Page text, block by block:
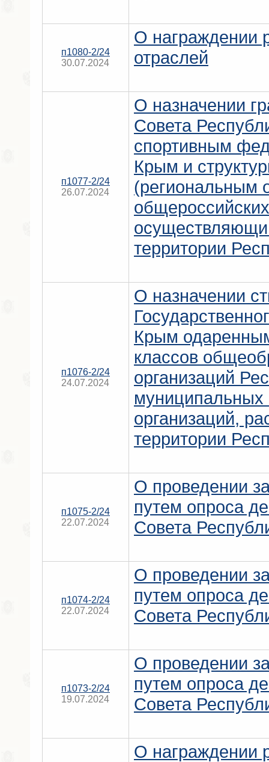
п1080-2/24
30.07.2024
О награждении
отраслей
п1077-2/24
26.07.2024
О назначении
Совета
спортивным
Крым и
(региональным
территории
п1076-2/24
24.07.2024
О назначении
Крым
классов
организаций
организаций,
территории
п1075-2/24
22.07.2024
О проведении
путем опроса
Совета
п1074-2/24
22.07.2024
О проведении
путем опроса
Совета
п1073-2/24
19.07.2024
О проведении
путем опроса
Совета
О награждении